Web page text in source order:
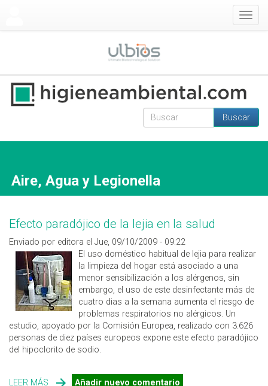
Formulario de
Buscar
Aire, Agua y Legionella
Efecto paradójico de la lejia en la salud
Enviado por editora el Jue, 09/10/2009 - 09:22
El uso doméstico habitual de lejia para realizar
la limpieza del hogar está asociado a una
menor sensibilización a los alérgenos, sin
embargo, el uso de este desinfectante más de
cuatro dias a la semana aumenta el riesgo de
problemas respiratorios no alérgicos. Un
estudio, apoyado por la Comisión Europea, realizado con 3.626
personas de diez países europeos expone este efecto paradójico
del hipoclorito de sodio.
LEER MÁS SOBRE EFECTO PARADÓJICO DE LA LEJIA EN LA SALUD
Añadir nuevo comentario